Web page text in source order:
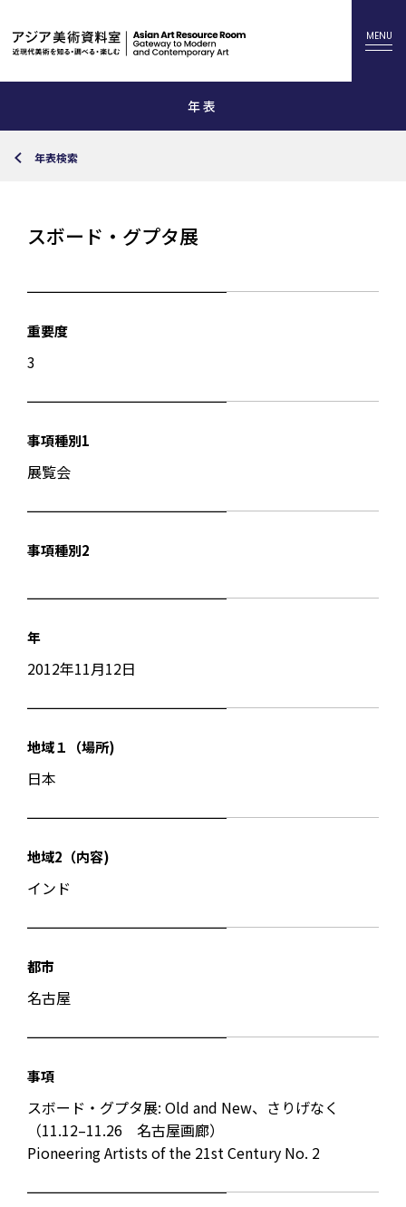
年表
年表検索
スボード・グプタ展
重要度
3
事項種別1
展覧会
事項種別2
年
2012年11月12日
地域１（場所)
日本
地域2（内容)
インド
都市
名古屋
事項
スボード・グプタ展: Old and New、さりげなく
（11.12–11.26 名古屋画廊）
Pioneering Artists of the 21st Century No. 2